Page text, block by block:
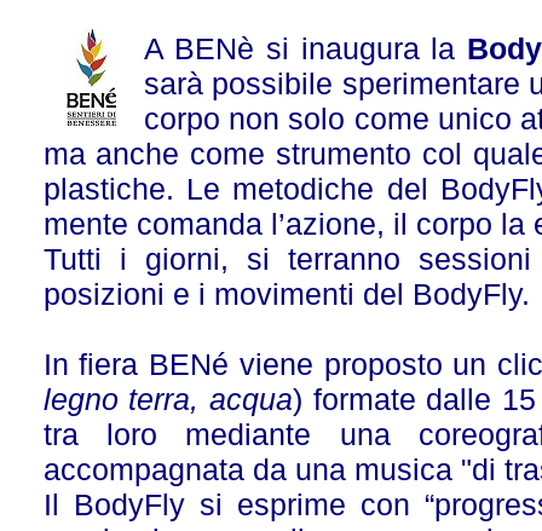
A BENè si inaugura la
sarà possibile sperimentare
corpo non solo come unico
ma anche come strumento col
plastiche. Le metodiche del
mente comanda l’azione, il corpo la
Tutti i giorni, si terranno
posizioni e i movimenti del BodyFly.
In fiera BENé viene proposto un
legno terra, acqua) formate dalle
tra loro mediante una
accompagnata da una musica "di
Il BodyFly si esprime con